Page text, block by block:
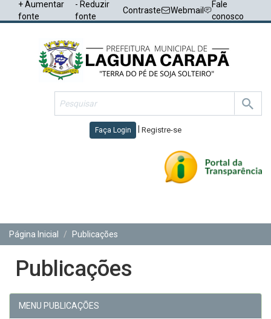
+ Aumentar
fonte
- Reduzir
fonte
Contraste Webmail
Fale
conosco
Faça Login Registre-se
Página Inicial
Publicações
Publicações
MENU PUBLICAÇÕES